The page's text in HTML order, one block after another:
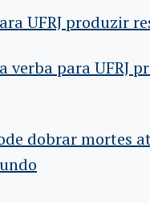
UFRJ produzir
verba para UFRJ
dobrar mortes